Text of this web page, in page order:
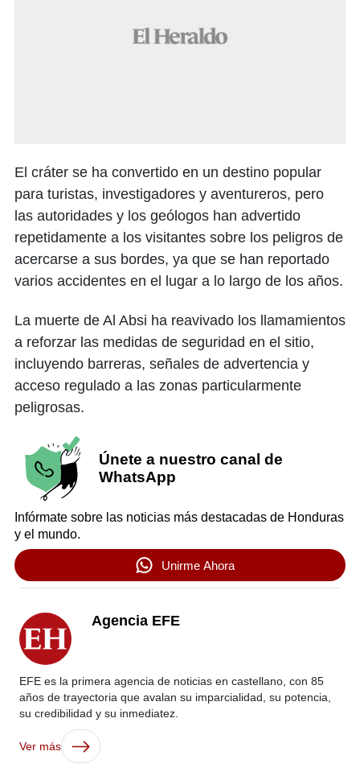
El cráter se ha convertido en un destino popular
para turistas, investigadores y aventureros, pero
las autoridades y los geólogos han advertido
repetidamente a los visitantes sobre los peligros de
acercarse a sus bordes, ya que se han reportado
varios accidentes en el lugar a lo largo de los años.
La muerte de Al Absi ha reavivado los llamamientos
a reforzar las medidas de seguridad en el sitio,
incluyendo barreras, señales de advertencia y
acceso regulado a las zonas particularmente
peligrosas.
Únete a nuestro canal de
WhatsApp
Infórmate sobre las noticias más destacadas de Honduras
y el mundo.
Unirme Ahora
Agencia EFE
EFE es la primera agencia de noticias en castellano, con 85
años de trayectoria que avalan su imparcialidad, su potencia,
su credibilidad y su inmediatez.
Ver más